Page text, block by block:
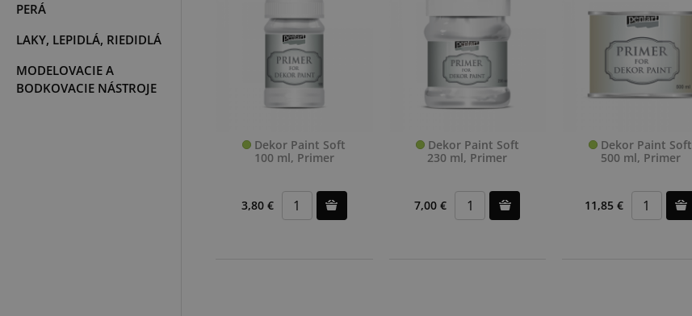
PERÁ
LAKY, LEPIDLÁ, RIEDIDLÁ
MODELOVACIE A
BODKOVACIE NÁSTROJE
Dekor Paint Soft
100 ml, Primer
3,80 €
Dekor Paint Soft
230 ml, Primer
7,00 €
Dekor Paint Soft
500 ml, Primer
11,85 €